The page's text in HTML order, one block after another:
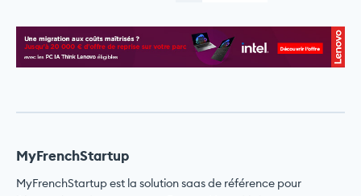
MyFrenchStartup
MyFrenchStartup est la solution saas de référence pour